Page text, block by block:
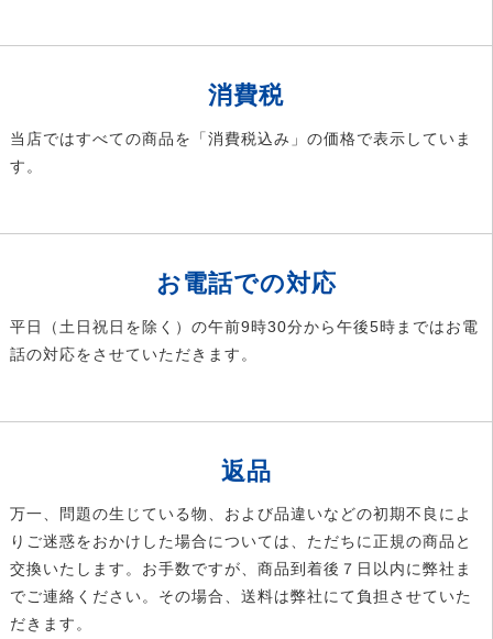
消費税
当店ではすべての商品を「消費税込み」の価格で表示していま
す。
お電話での対応
平日（土日祝日を除く）の午前9時30分から午後5時まではお電
話の対応をさせていただきます。
返品
万一、問題の生じている物、および品違いなどの初期不良によ
りご迷惑をおかけした場合については、ただちに正規の商品と
交換いたします。お手数ですが、商品到着後７日以内に弊社ま
でご連絡ください。その場合、送料は弊社にて負担させていた
だきます。